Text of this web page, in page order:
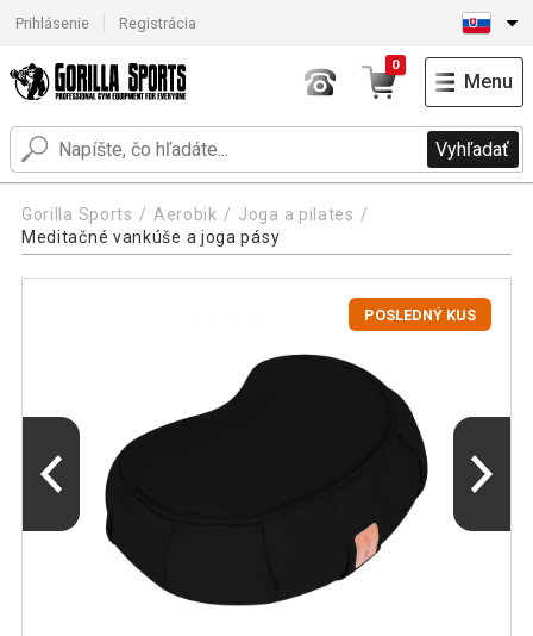
Prihlásenie Registrácia
Vyhľadať
0
Menu
Gorilla Sports Aerobik
Joga a pilates
Meditačné vankúše a joga pásy
POSLEDNÝ KUS